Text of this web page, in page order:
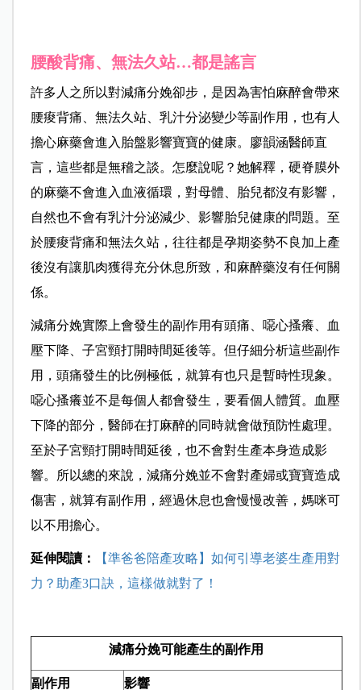
腰酸背痛、無法久站…都是謠言
許多人之所以對減痛分娩卻步，是因為害怕麻醉會帶來
腰痠背痛、無法久站、乳汁分泌變少等副作用，也有人
擔心麻藥會進入胎盤影響寶寶的健康。
廖韻涵醫師直
言，這些都是無稽之談。怎麼說呢？她解釋， 硬脊膜外
的麻藥不會進入血液循環，對母體、胎兒都沒有影響，
自然也不會有乳汁分泌減少、影響胎兒健康的問題。至
於腰痠背痛和無法久站，往往都是孕期姿勢不良加上產
後沒有讓肌肉獲得充分休息所致，和麻醉藥沒有任何關
係。
減痛分娩實際上會發生的副作用有頭痛、噁心搔癢、血
壓下降、子宮頸打開時間延後等。但仔細分析這些副作
用，頭痛發生的比例極低，就算有也只是暫時性現象。
噁心搔癢並不是每個人都會發生，要看個人體質。血壓
下降的部分，醫師在打麻醉的同時就會做預防性處理。
至於子宮頸打開時間延後，也不會對生產本身造成影
響。所以總的來說，減痛分娩並不會對產婦或寶寶造成
傷害，就算有副作用，經過休息也會慢慢改善，媽咪可
以不用擔心。
延伸閱讀：
【準爸爸陪產攻略】如何引導老婆生產用對
力？助產3口訣，這樣做就對了！
減痛分娩可能產生的副作用
副作用 影響